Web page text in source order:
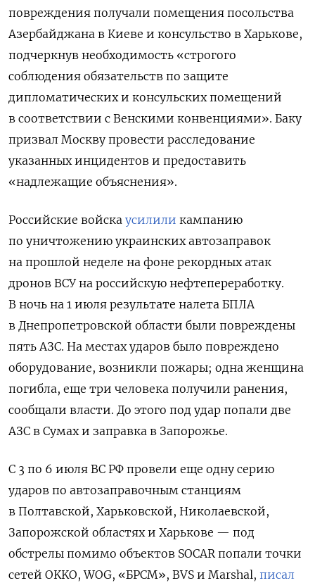
повреждения получали помещения посольства
Азербайджана в Киеве и консульство в Харькове,
подчеркнув необходимость «строгого
соблюдения обязательств по защите
дипломатических и консульских помещений
в соответствии с Венскими конвенциями». Баку
призвал Москву провести расследование
указанных инцидентов и предоставить
«надлежащие объяснения».
Российские войска усилили кампанию
по уничтожению украинских автозаправок
на прошлой неделе на фоне рекордных атак
дронов ВСУ на российскую нефтепереработку.
В ночь на 1 июля результате налета БПЛА
в Днепропетровской области были повреждены
пять АЗС. На местах ударов было повреждено
оборудование, возникли пожары; одна женщина
погибла, еще три человека получили ранения,
сообщали власти. До этого под удар попали две
АЗС в Сумах и заправка в Запорожье.
С 3 по 6 июля ВС РФ провели еще одну серию
ударов по автозаправочным станциям
в Полтавской, Харьковской, Николаевской,
Запорожской областях и Харькове — под
обстрелы помимо объектов SOCAR попали точки
сетей OKKO, WOG, «БРСМ», BVS и Marshal, писал